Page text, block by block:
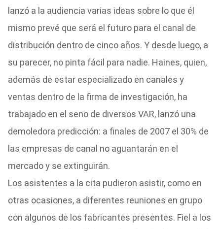
lanzó a la audiencia varias ideas sobre lo que él
mismo prevé que será el futuro para el canal de
distribución dentro de cinco años. Y desde luego, a
su parecer, no pinta fácil para nadie. Haines, quien,
además de estar especializado en canales y
ventas dentro de la firma de investigación, ha
trabajado en el seno de diversos VAR, lanzó una
demoledora predicción: a finales de 2007 el 30% de
las empresas de canal no aguantarán en el
mercado y se extinguirán.
Los asistentes a la cita pudieron asistir, como en
otras ocasiones, a diferentes reuniones en grupo
con algunos de los fabricantes presentes. Fiel a los